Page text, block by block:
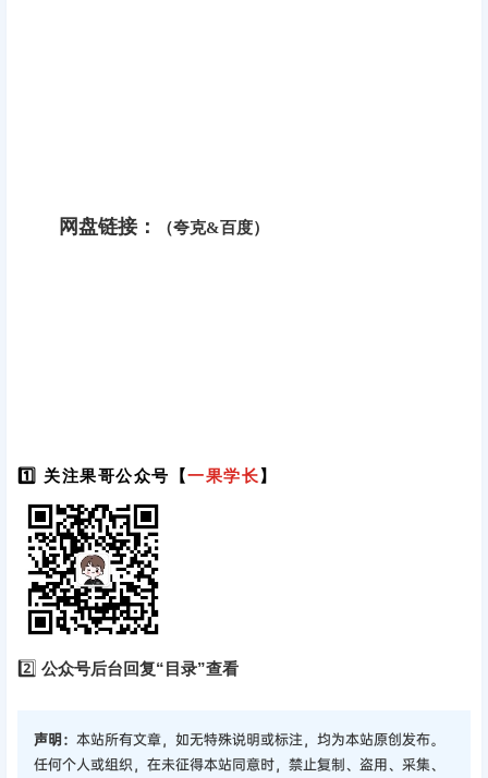
网盘链接： （夸克&百度）
1️⃣ 关注果哥公众号【一果学长】
2️⃣ 公众号后台回复“目录”查看
声明： 本站所有文章，如无特殊说明或标注，均为本站原创发布。
任何个人或组织，在未征得本站同意时，禁止复制、盗用、采集、